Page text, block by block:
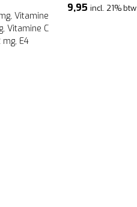
Vitamine
Vitamine C
E4
9,95 incl. 21% btw